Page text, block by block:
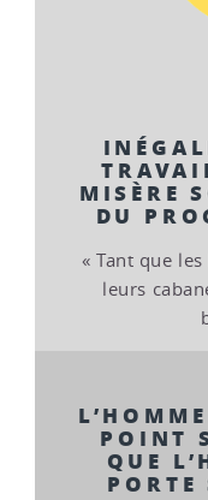
MISÈRE
DU
« Tant que
leurs
POINT
QUE
PORTE